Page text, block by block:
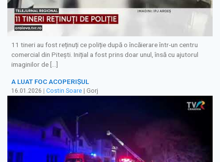
11 tineri au fost reținuți ce poliție după o încăierare într-un centru
comercial din Pitești. Inițial a fost prins doar unul, însă cu ajutorul
imaginilor de […]
A LUAT FOC ACOPERIȘUL
16.01.2026 | Costin Soare | Gorj